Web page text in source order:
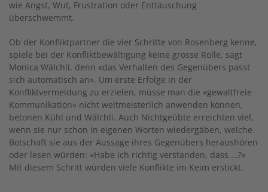
wie Angst, Wut, Frustration oder Enttäuschung
überschwemmt.
Ob der Konfliktpartner die vier Schritte von Rosenberg kenne,
spiele bei der Konfliktbewältigung keine grosse Rolle, sagt
Monica Wälchli, denn «das Verhalten des Gegenübers passt
sich automatisch an». Um erste Erfolge in der
Konfliktvermeidung zu erzielen, müsse man die «gewaltfreie
Kommunikation» nicht weltmeisterlich anwenden können,
betonen Kühl und Wälchli. Auch Nichtgeübte erreichten viel,
wenn sie nur schon in eigenen Worten wiedergäben, welche
Botschaft sie aus der Aussage ihres Gegenübers heraushören
oder lesen würden: «Habe ich richtig verstanden, dass ...?»
Mit diesem Schritt würden viele Konflikte im Keim erstickt.